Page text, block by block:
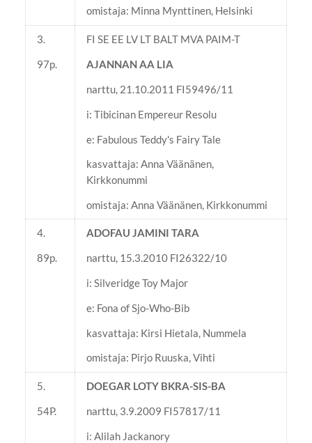
omistaja: Minna Mynttinen, Helsinki
3.
97p.
FI SE EE LV LT BALT MVA PAIM-T
AJANNAN AA LIA
narttu, 21.10.2011 FI59496/11
i: Tibicinan Empereur Resolu
e: Fabulous Teddy's Fairy Tale
kasvattaja: Anna Väänänen,
Kirkkonummi
omistaja: Anna Väänänen, Kirkkonummi
4.
89p.
ADOFAU JAMINI TARA
narttu, 15.3.2010 FI26322/10
i: Silveridge Toy Major
e: Fona of Sjo-Who-Bib
kasvattaja: Kirsi Hietala, Nummela
omistaja: Pirjo Ruuska, Vihti
5.
54P.
DOEGAR LOTY BKRA-SIS-BA
narttu, 3.9.2009 FI57817/11
i: Alilah Jackanory